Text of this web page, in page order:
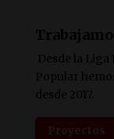
Desde la
Popular
desde 2017.
Proyectos